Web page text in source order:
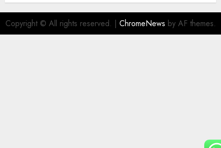
Copyright © All rights reserved. | ChromeNews by AF themes.